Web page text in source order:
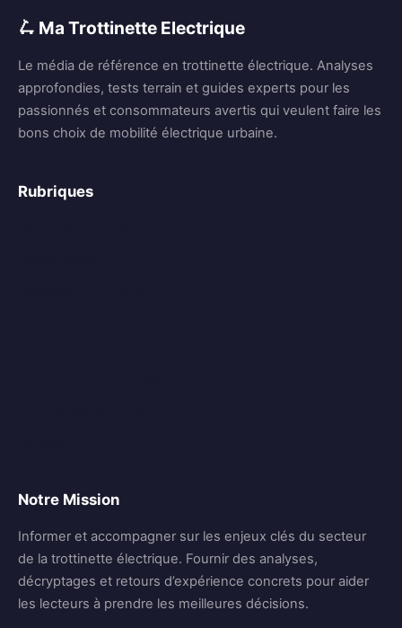
🛴 Ma Trottinette Electrique
Le média de référence en trottinette électrique. Analyses
approfondies, tests terrain et guides experts pour les
passionnés et consommateurs avertis qui veulent faire les
bons choix de mobilité électrique urbaine.
Rubriques
Notre Mission
Informer et accompagner sur les enjeux clés du secteur
de la trottinette électrique. Fournir des analyses,
décryptages et retours d’expérience concrets pour aider
les lecteurs à prendre les meilleures décisions.